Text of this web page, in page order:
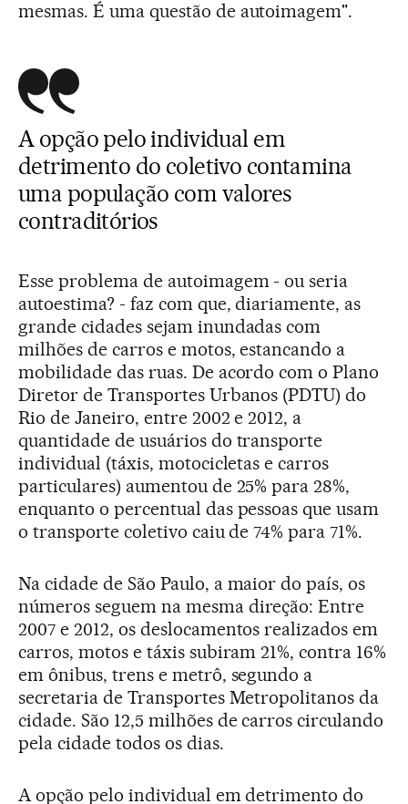
mesmas. É uma questão de autoimagem".
A opção pelo individual em
detrimento do coletivo contamina
uma população com valores
contraditórios
Esse problema de autoimagem - ou seria
autoestima? - faz com que, diariamente, as
grande cidades sejam inundadas com
milhões de carros e motos, estancando a
mobilidade das ruas. De acordo com o Plano
Diretor de Transportes Urbanos (PDTU) do
Rio de Janeiro, entre 2002 e 2012, a
quantidade de usuários do transporte
individual (táxis, motocicletas e carros
particulares) aumentou de 25% para 28%,
enquanto o percentual das pessoas que usam
o transporte coletivo caiu de 74% para 71%.
Na cidade de São Paulo, a maior do país, os
números seguem na mesma direção: Entre
2007 e 2012, os deslocamentos realizados em
carros, motos e táxis subiram 21%, contra 16%
em ônibus, trens e metrô, segundo a
secretaria de Transportes Metropolitanos da
cidade. São 12,5 milhões de carros circulando
pela cidade todos os dias.
A opção pelo individual em detrimento do